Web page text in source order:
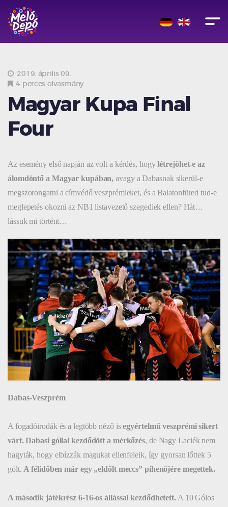
2019. április 09.
4 perces olvasmány
Magyar Kupa Final
Four
Az esemény első napján az volt a kérdés, hogylétrejöhet-e az
álomdöntő a Magyar kupában, avagy a Dabasnak sikerül-e
megszorongatni a címvédő veszprémieket, és a Balatonfüred tud-e
meglepetés okozni az NB1 listavezető szegediek ellen? Hát…
lássuk mi történt…
Dabas-Veszprém
A fogadóirodák és a legtöbb néző isegyértelmű veszprémi sikert
várt. Dabasi góllal kezdődött a mérkőzés, de Nagy Laciék nem
hagyták, hogy elbízzák magukat ellenfeleik, így gyorsan lőttek 5
gólt.A félidőben már egy „eldőlt meccs” pihenőjére megettek.
A második játékrész 6-16-os állással kezdődhetett.A 10 Gólos